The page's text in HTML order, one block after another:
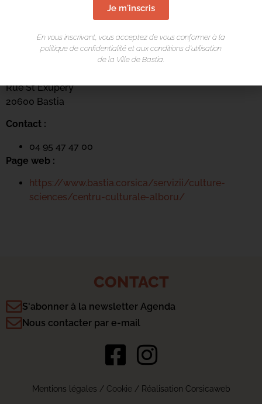
LIEU DE L'ÉVÉNEMENT
Centru culturale Alb’Oru
Rue St Exupéry
20600 Bastia
Contact :
04 95 47 47 00
Page web :
https://www.bastia.corsica/servizii/culture-
sciences/centru-culturale-alboru/
CONTACT
S'abonner à la newsletter Agenda
Nous contacter par e-mail
Mentions légales / Cookie/ Réalisation Corsicaweb
Je m'inscris
En vous inscrivant, vous acceptez de vous conformer à la
politique de confidentialité et aux conditions d’utilisation
de la Ville de Bastia.